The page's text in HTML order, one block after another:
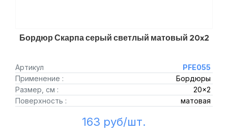
Бордюр Скарпа серый светлый матовый 20x2
Артикул
PFE055
Применение :
Бордюры
Размер, см :
20x2
Поверхность :
матовая
163 руб/шт.